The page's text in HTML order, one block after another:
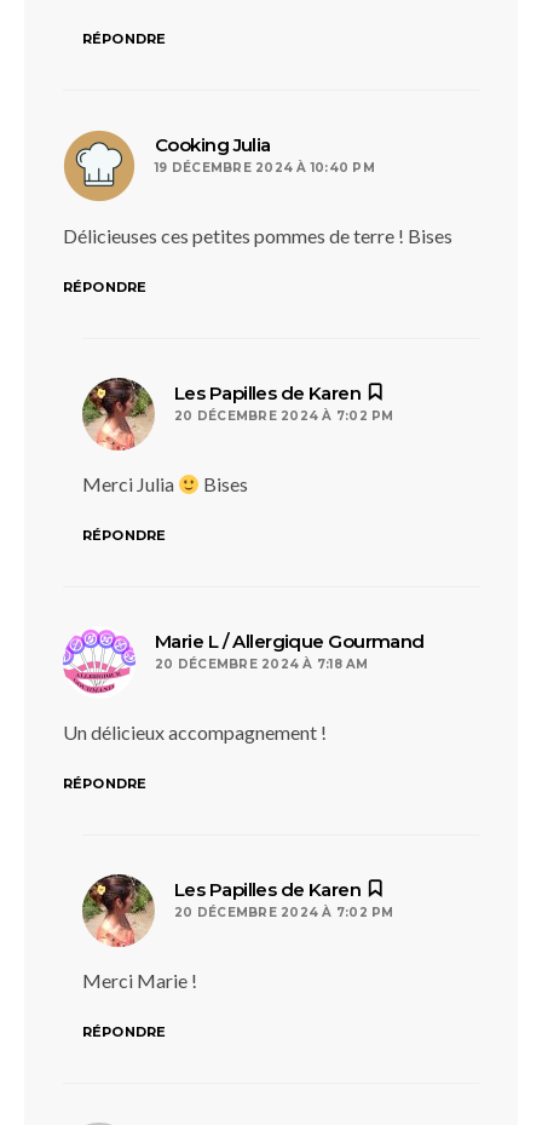
RÉPONDRE
Cooking Julia
19 DÉCEMBRE 2024 À 10:40 PM
Délicieuses ces petites pommes de terre ! Bises
RÉPONDRE
Les Papilles de Karen
20 DÉCEMBRE 2024 À 7:02 PM
Merci Julia Bises
RÉPONDRE
Marie L / Allergique Gourmand
20 DÉCEMBRE 2024 À 7:18 AM
Un délicieux accompagnement !
RÉPONDRE
Les Papilles de Karen
20 DÉCEMBRE 2024 À 7:02 PM
Merci Marie !
RÉPONDRE